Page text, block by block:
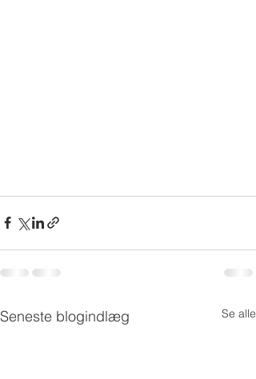
Seneste blogindlæg Se alle